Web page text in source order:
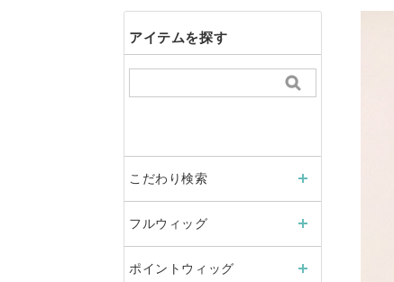
アイテムを探す
こだわり検索
フルウィッグ
ポイントウィッグ